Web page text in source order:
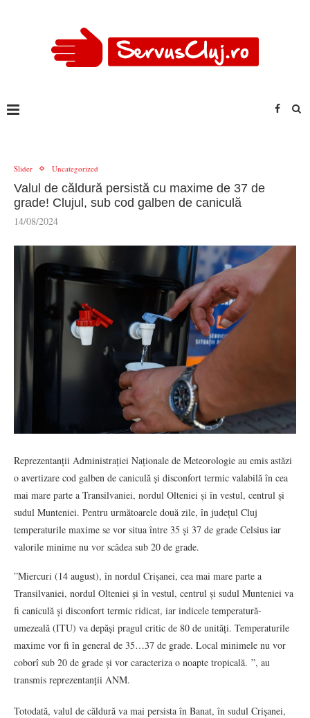
Slider Uncategorized
Valul de căldură persistă cu maxime de 37 de
grade! Clujul, sub cod galben de caniculă
14/08/2024
Reprezentanții Administrației Naționale de Meteorologie au emis astăzi
o avertizare cod galben de caniculă și disconfort termic valabilă în cea
mai mare parte a Transilvaniei, nordul Olteniei și în vestul, centrul și
sudul Munteniei. Pentru următoarele două zile, în județul Cluj
temperaturile maxime se vor situa între 35 și 37 de grade Celsius iar
valorile minime nu vor scădea sub 20 de grade.
”Miercuri (14 august), în nordul Crișanei, cea mai mare parte a
Transilvaniei, nordul Olteniei și în vestul, centrul și sudul Munteniei va
fi caniculă și disconfort termic ridicat, iar indicele temperatură-
umezeală (ITU) va depăși pragul critic de 80 de unități. Temperaturile
maxime vor fi în general de 35…37 de grade. Local minimele nu vor
coborî sub 20 de grade și vor caracteriza o noapte tropicală. ”, au
transmis reprezentanții ANM.
Totodată, valul de căldură va mai persista în Banat, în sudul Crișanei,